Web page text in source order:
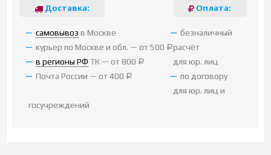
Доставка:
cамовывоз в Москве
курьер по Москве и обл. — от 500 Р
в регионы РФ ТК — от 800 Р
Почта России — от 400 Р
Оплата:
безналичный
расчёт
для юр. лиц
по договору
для юр. лиц и
госучреждений